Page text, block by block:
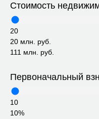
Стоимость
20
20 млн. руб.
111 млн. руб.
Первоначальный
10
10%